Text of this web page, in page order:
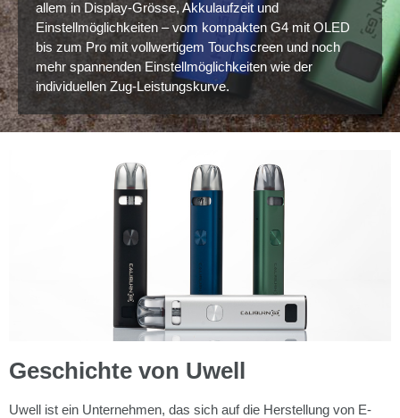
allem in Display-Grösse, Akkulaufzeit und
Einstellmöglichkeiten – vom kompakten G4 mit OLED
bis zum Pro mit vollwertigem Touchscreen und noch
mehr spannenden Einstellmöglichkeiten wie der
individuellen Zug-Leistungskurve.
Geschichte von Uwell
Uwell ist ein Unternehmen, das sich auf die Herstellung von E-